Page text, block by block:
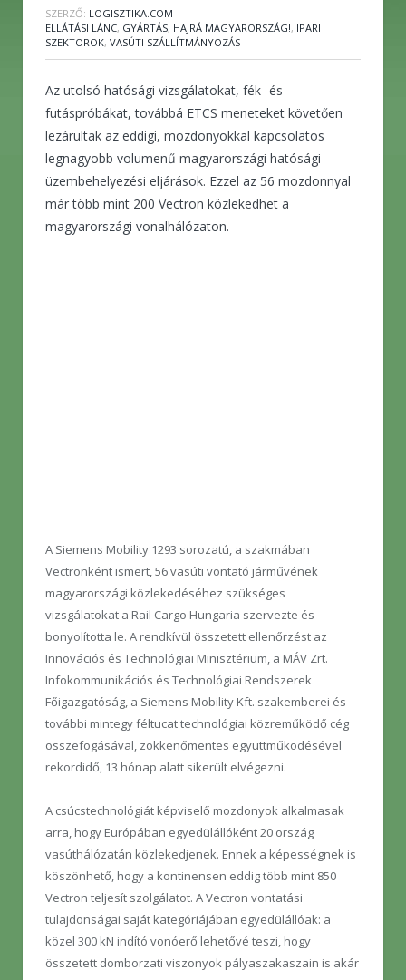
SZERZŐ: LOGISZTIKA.COM
ELLÁTÁSI LÁNC, GYÁRTÁS, HAJRÁ MAGYARORSZÁG!, IPARI
SZEKTOROK, VASÚTI SZÁLLÍTMÁNYOZÁS
Az utolsó hatósági vizsgálatokat, fék- és
futáspróbákat, továbbá ETCS meneteket követően
lezárultak az eddigi, mozdonyokkal kapcsolatos
legnagyobb volumenű magyarországi hatósági
üzembehelyezési eljárások. Ezzel az 56 mozdonnyal
már több mint 200 Vectron közlekedhet a
magyarországi vonalhálózaton.
A Siemens Mobility 1293 sorozatú, a szakmában
Vectronként ismert, 56 vasúti vontató járművének
magyarországi közlekedéséhez szükséges
vizsgálatokat a Rail Cargo Hungaria szervezte és
bonyolította le. A rendkívül összetett ellenőrzést az
Innovációs és Technológiai Minisztérium, a MÁV Zrt.
Infokommunikációs és Technológiai Rendszerek
Főigazgatóság, a Siemens Mobility Kft. szakemberei és
további mintegy féltucat technológiai közreműködő cég
összefogásával, zökkenőmentes együttműködésével
rekordidő, 13 hónap alatt sikerült elvégezni.
A csúcstechnológiát képviselő mozdonyok alkalmasak
arra, hogy Európában egyedülállóként 20 ország
vasúthálózatán közlekedjenek. Ennek a képességnek is
köszönhető, hogy a kontinensen eddig több mint 850
Vectron teljesít szolgálatot. A Vectron vontatási
tulajdonságai saját kategóriájában egyedülállóak: a
közel 300 kN indító vonóerő lehetővé teszi, hogy
összetett domborzati viszonyok pályaszakaszain is akár